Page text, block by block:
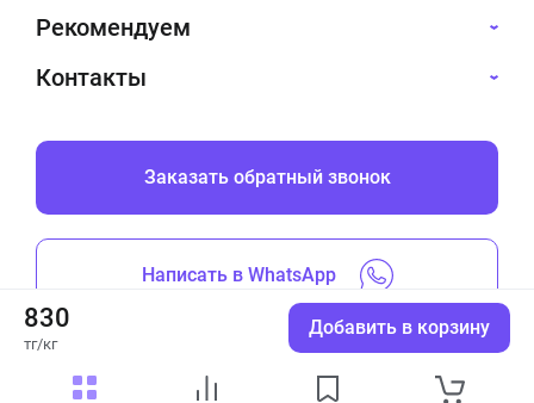
830
тг/кг
Добавить в корзину
Рекомендуем
Контакты
Заказать обратный звонок
Написать в WhatsApp
Все права защищены © 2019-2026